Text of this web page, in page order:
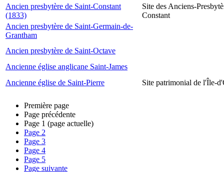
Ancien presbytère de Saint-Constant
(1833)
Site des Anciens-
Constant
Ancien presbytère de Saint-Germain-de-
Grantham
Ancien presbytère de Saint-Octave
Ancienne église anglicane Saint-James
Ancienne église de Saint-Pierre
Site patrimonial de l'Île-
Première page
Page précédente
Page 1 (page actuelle)
Page 2
Page 3
Page 4
Page 5
Page suivante